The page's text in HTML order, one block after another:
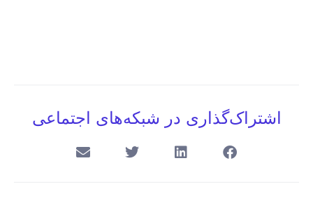
اشتراک‌گذاری در شبکه‌های اجتماعی